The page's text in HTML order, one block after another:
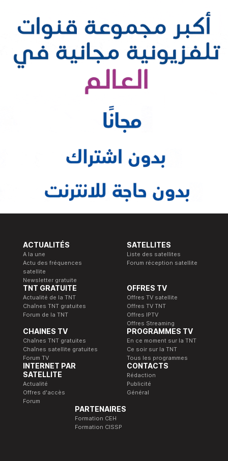
ACTUALITÉS
A la une
Actu des fréquences
satellite
Newsletter gratuite
SATELLITES
Liste des satellites
Forum réception satellite
TNT GRATUITE
Actualité de la TNT
Chaînes TNT gratuites
Forum de la TNT
OFFRES TV
Offres TV satellite
Offres TV TNT
Offres IPTV
Offres Streaming
CHAINES TV
Chaînes TNT gratuites
Chaînes satellite gratuites
Forum TV
PROGRAMMES TV
En ce moment sur la TNT
Ce soir sur la TNT
Tous les programmes
INTERNET PAR
SATELLITE
Actualité
Offres d'accès
Forum
CONTACTS
Rédaction
Publicité
Général
PARTENAIRES
Formation CEH
Formation CISSP